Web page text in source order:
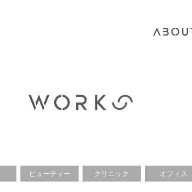
ビューティー クリニック オフィス